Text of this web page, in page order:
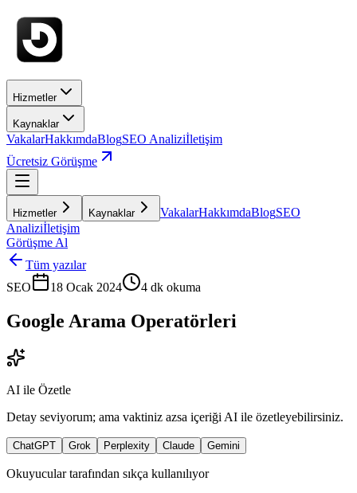
Hizmetler
Kaynaklar
VakalarHakkımdaBlogSEO Analiziİletişim
Ücretsiz Görüşme
Hizmetler Kaynaklar VakalarHakkımdaBlogSEO
Analiziİletişim
Görüşme Al
Tüm yazılar
SEO
18 Ocak 2024 4 dk okuma
Google Arama Operatörleri
AI ile Özetle
Detay seviyorum; ama vaktiniz azsa içeriği AI ile özetleyebilirsiniz.
ChatGPT Grok Perplexity Claude Gemini
Okuyucular tarafından sıkça kullanılıyor